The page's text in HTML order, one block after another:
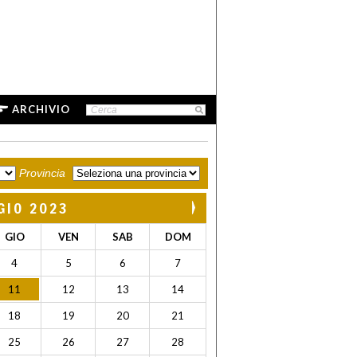
ARCHIVIO
Provincia
2023
GIO VEN SAB DOM
4 5 6 7
11 12 13 14
18 19 20 21
25 26 27 28